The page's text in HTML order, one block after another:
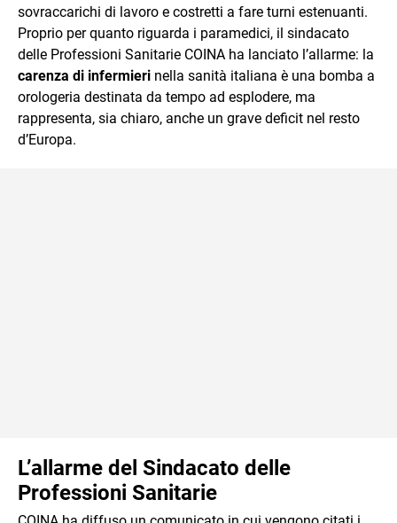
sovraccarichi di lavoro e costretti a fare turni estenuanti.
Proprio per quanto riguarda i paramedici, il sindacato
delle Professioni Sanitarie COINA ha lanciato l’allarme: la
carenza di infermieri nella sanità italiana è una bomba a
orologeria destinata da tempo ad esplodere, ma
rappresenta, sia chiaro, anche un grave deficit nel resto
d’Europa.
L’allarme del Sindacato delle
Professioni Sanitarie